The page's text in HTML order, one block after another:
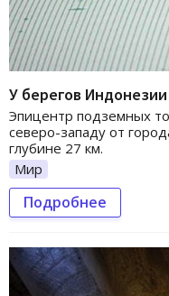
У берегов
Эпицентр подземных
северо-западу от
глубине 27 км.
Мир
Подробнее